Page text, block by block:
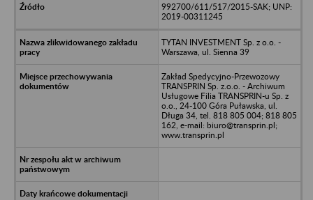
992700/611/517/2015-SAK; UNP:
2019-00311245
TYTAN INVESTMENT Sp. z o.o. -
Warszawa, ul. Sienna 39
Zakład Spedycyjno-Przewozowy
TRANSPRIN Sp. z.o.o. - Archiwum
Usługowe Filia TRANSPRIN-u Sp. z
o.o., 24-100 Góra Puławska, ul.
Długa 34, tel. 818 805 004; 818 805
162, e-mail: biuro@transprin.pl;
www.transprin.pl